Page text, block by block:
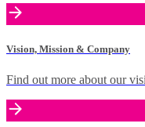
Vision, Mission & Company
Find out more about our